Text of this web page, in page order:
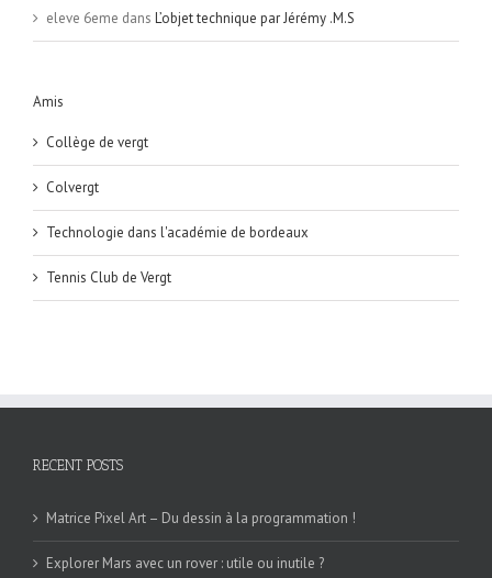
eleve 6eme dans L’objet technique par Jérémy .M.S
Amis
Collège de vergt
Colvergt
Technologie dans l'académie de bordeaux
Tennis Club de Vergt
RECENT POSTS
Matrice Pixel Art – Du dessin à la programmation !
Explorer Mars avec un rover : utile ou inutile ?